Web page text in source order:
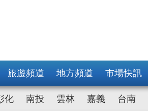
旅遊頻道 地方頻道 市場快訊
化 南投 雲林 嘉義 台南